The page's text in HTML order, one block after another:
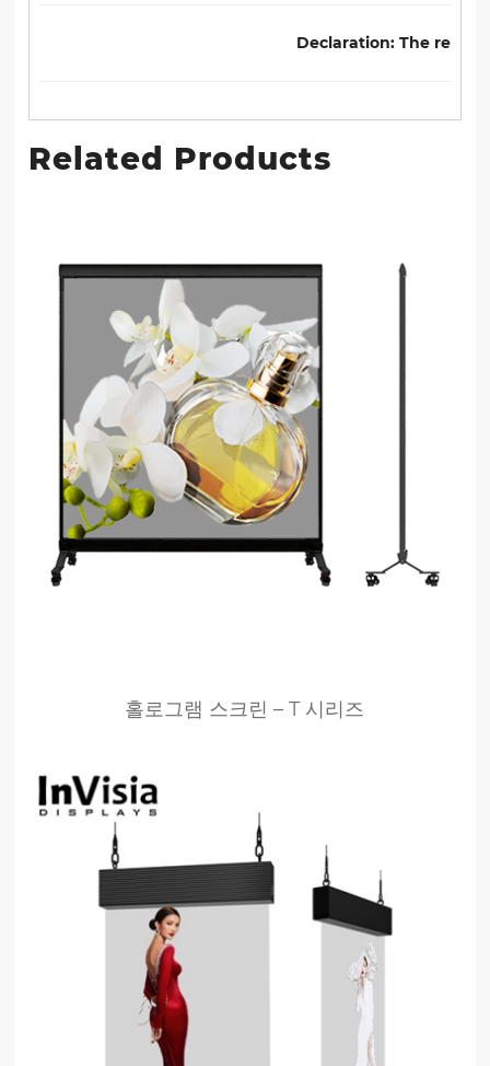
Declaration: The
Related Products
홀로그램 스크린 – T 시리즈